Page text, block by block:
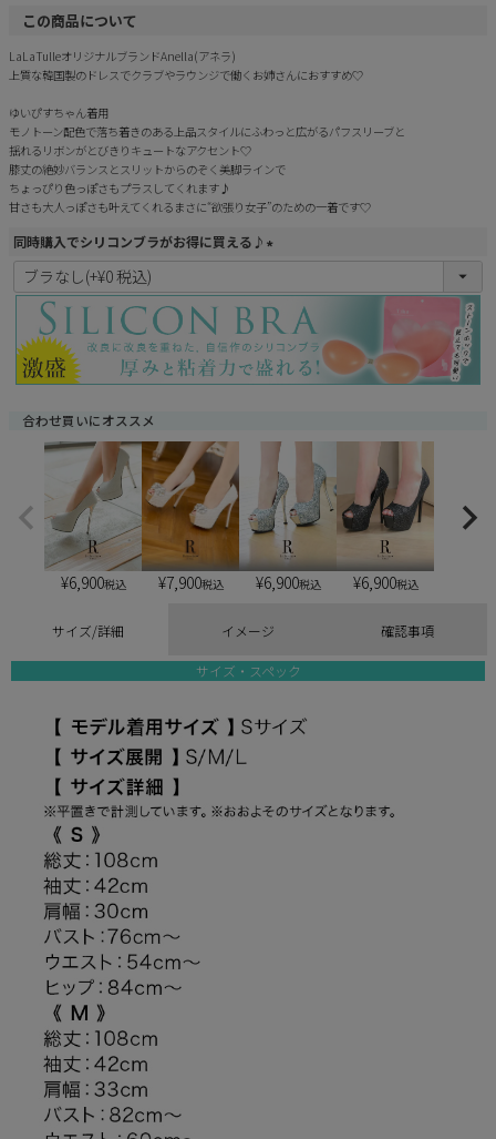
この商品について
LaLaTulleオリジナルブランドAnella(アネラ)
上質な韓国製のドレスでクラブやラウンジで働くお姉さんにおすすめ♡
ゆいぴすちゃん着用
モノトーン配色で落ち着きのある上品スタイルにふわっと広がるパフスリーブと
揺れるリボンがとびきりキュートなアクセント♡
膝丈の絶妙バランスとスリットからのぞく美脚ラインで
ちょっぴり色っぽさもプラスしてくれます♪
甘さも大人っぽさも叶えてくれるまさに“欲張り女子”のための一着です♡
同時購入でシリコンブラがお得に買える♪
(
須
)
合わせ買いにオススメ
¥6,900税込 ¥7,900税込 ¥6,900税込 ¥6,900税込
サイズ/詳細 イメージ 確認事項
サイズ・スペック